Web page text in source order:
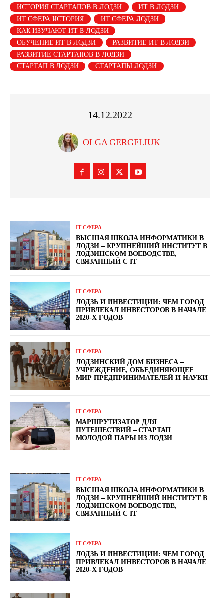
ИСТОРИЯ СТАРТАПОВ В ЛОДЗИ
ИТ В ЛОДЗИ
ИТ СФЕРА ИСТОРИЯ
ИТ СФЕРА ЛОДЗИ
КАК ИЗУЧАЮТ ИТ В ЛОДЗИ
ОБУЧЕНИЕ ИТ В ЛОДЗИ
РАЗВИТИЕ ИТ В ЛОДЗИ
РАЗВИТИЕ СТАРТАПОВ В ЛОДЗИ
СТАРТАП В ЛОДЗИ
СТАРТАПЫ ЛОДЗИ
14.12.2022
OLGA GERGELIUK
ІТ-СФЕРА
ВЫСШАЯ ШКОЛА ИНФОРМАТИКИ В
ЛОДЗИ – КРУПНЕЙШИЙ ИНСТИТУТ В
ЛОДЗИНСКОМ ВОЕВОДСТВЕ,
СВЯЗАННЫЙ С IT
ІТ-СФЕРА
ЛОДЗЬ И ИНВЕСТИЦИИ: ЧЕМ ГОРОД
ПРИВЛЕКАЛ ИНВЕСТОРОВ В НАЧАЛЕ
2020-Х ГОДОВ
ІТ-СФЕРА
ЛОДЗИНСКИЙ ДОМ БИЗНЕСА –
УЧРЕЖДЕНИЕ, ОБЪЕДИНЯЮЩЕЕ
МИР ПРЕДПРИНИМАТЕЛЕЙ И НАУКИ
ІТ-СФЕРА
МАРШРУТИЗАТОР ДЛЯ
ПУТЕШЕСТВИЙ – СТАРТАП
МОЛОДОЙ ПАРЫ ИЗ ЛОДЗИ
ІТ-СФЕРА
ВЫСШАЯ ШКОЛА ИНФОРМАТИКИ В
ЛОДЗИ – КРУПНЕЙШИЙ ИНСТИТУТ В
ЛОДЗИНСКОМ ВОЕВОДСТВЕ,
СВЯЗАННЫЙ С IT
ІТ-СФЕРА
ЛОДЗЬ И ИНВЕСТИЦИИ: ЧЕМ ГОРОД
ПРИВЛЕКАЛ ИНВЕСТОРОВ В НАЧАЛЕ
2020-Х ГОДОВ